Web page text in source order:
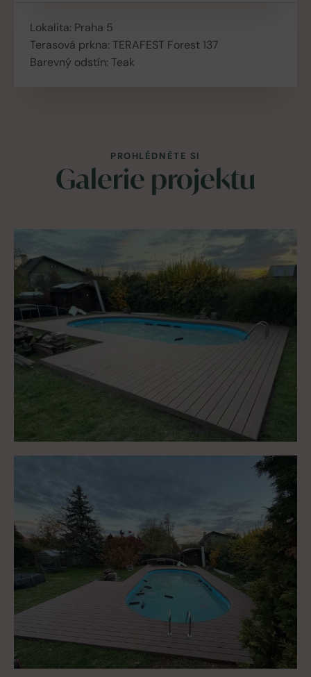
Lokalita: Praha 5
Terasová prkna: TERAFEST Forest 137
Barevný odstín: Teak
PROHLÉDNĚTE SI
Galerie projektu